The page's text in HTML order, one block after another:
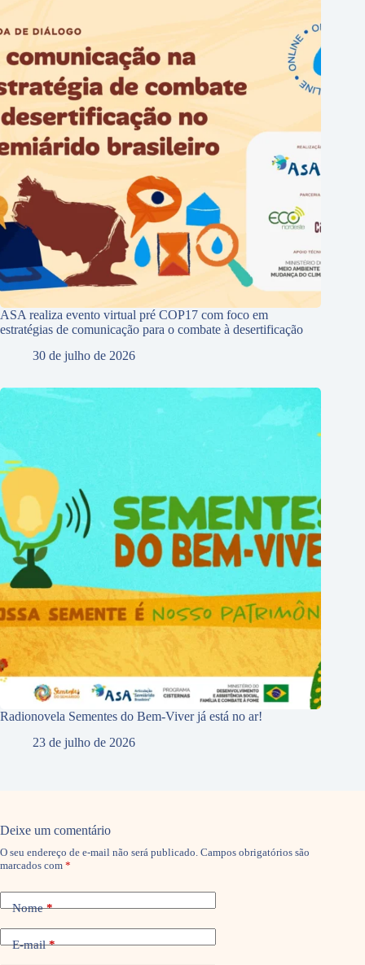
ASA realiza evento virtual pré COP17 com foco em
estratégias de comunicação para o combate à desertificação
30 de julho de 2026
Radionovela Sementes do Bem-Viver já está no ar!
23 de julho de 2026
Deixe um comentário
O seu endereço de e-mail não será publicado. Campos obrigatórios são
marcados com *
Nome*
E-mail*